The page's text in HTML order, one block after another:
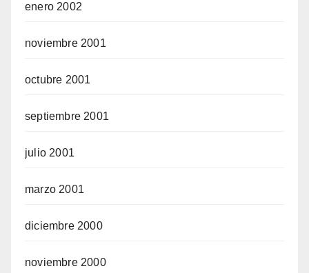
enero 2002
noviembre 2001
octubre 2001
septiembre 2001
julio 2001
marzo 2001
diciembre 2000
noviembre 2000